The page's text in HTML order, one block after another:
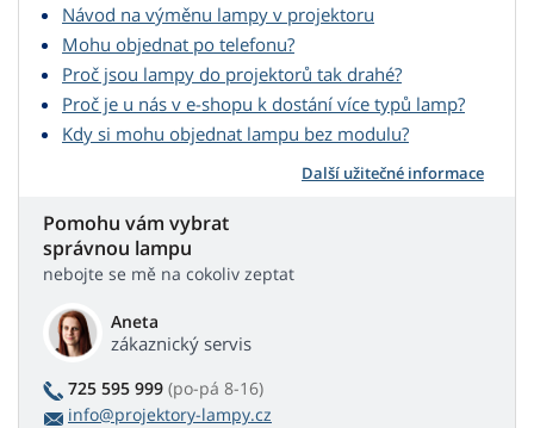
Návod na výměnu lampy v projektoru
Mohu objednat po telefonu?
Proč jsou lampy do projektorů tak drahé?
Proč je u nás v e-shopu k dostání více typů lamp?
Kdy si mohu objednat lampu bez modulu?
Další užitečné informace
Pomohu vám vybrat
správnou lampu
nebojte se mě na cokoliv zeptat
Aneta
zákaznický servis
725 595 999 (po-pá 8-16)
info@projektory-lampy.cz